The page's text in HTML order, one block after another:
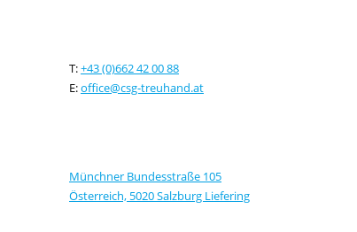
T:+43 (0)662 42 00 88
E:office@csg-treuhand.at
Münchner Bundesstraße 105
Österreich, 5020 Salzburg Liefering